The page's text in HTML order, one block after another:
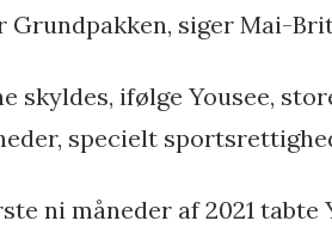
Grundpakken, siger Mai-
skyldes, ifølge Yousee,
specielt
ni måneder af 2021 tabte